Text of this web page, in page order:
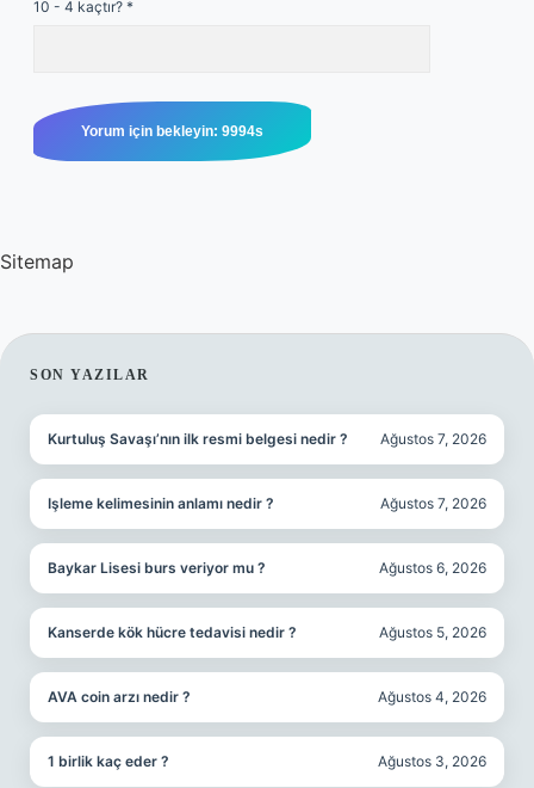
10 - 4 kaçtır? *
Sitemap
SIDEBAR
SON YAZILAR
Kurtuluş Savaşı’nın ilk resmi belgesi nedir ? Ağustos 7, 2026
Işleme kelimesinin anlamı nedir ? Ağustos 7, 2026
Baykar Lisesi burs veriyor mu ? Ağustos 6, 2026
Kanserde kök hücre tedavisi nedir ? Ağustos 5, 2026
AVA coin arzı nedir ? Ağustos 4, 2026
1 birlik kaç eder ? Ağustos 3, 2026